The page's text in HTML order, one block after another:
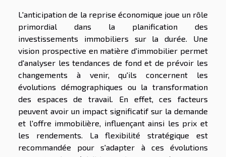
L'anticipation de la reprise économique joue un rôle
primordial dans la planification des
investissements immobiliers sur la durée. Une
vision prospective en matière d'immobilier permet
d'analyser les tendances de fond et de prévoir les
changements à venir, qu'ils concernent les
évolutions démographiques ou la transformation
des espaces de travail. En effet, ces facteurs
peuvent avoir un impact significatif sur la demande
et l'offre immobilière, influençant ainsi les prix et
les rendements. La flexibilité stratégique est
recommandée pour s'adapter à ces évolutions